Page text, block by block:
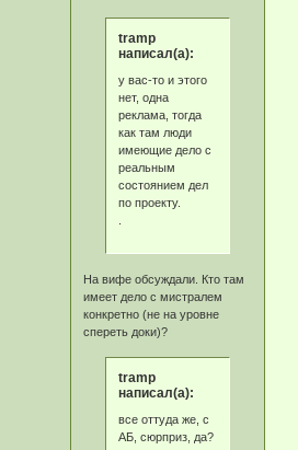
tramp
написал(а):
у вас-то и этого
нет, одна
реклама, тогда
как там люди
имеющие дело с
реальным
состоянием дел
по проекту.
На вифе обсуждали. Кто там
имеет дело с мистралем
конкретно (не на уровне
спереть доки)?
tramp
написал(а):
все оттуда же, с
АБ, сюрприз, да?